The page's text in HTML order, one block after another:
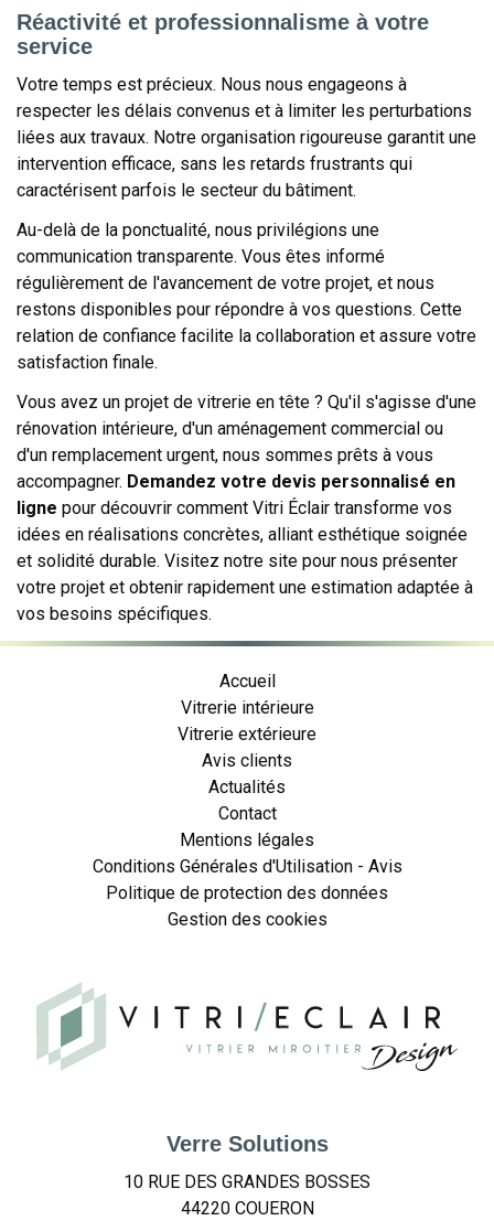
Réactivité et professionnalisme à votre
service
Votre temps est précieux. Nous nous engageons à
respecter les délais convenus et à limiter les perturbations
liées aux travaux. Notre organisation rigoureuse garantit une
intervention efficace, sans les retards frustrants qui
caractérisent parfois le secteur du bâtiment.
Au-delà de la ponctualité, nous privilégions une
communication transparente. Vous êtes informé
régulièrement de l'avancement de votre projet, et nous
restons disponibles pour répondre à vos questions. Cette
relation de confiance facilite la collaboration et assure votre
satisfaction finale.
Vous avez un projet de vitrerie en tête ? Qu'il s'agisse d'une
rénovation intérieure, d'un aménagement commercial ou
d'un remplacement urgent, nous sommes prêts à vous
accompagner. Demandez votre devis personnalisé en
ligne pour découvrir comment Vitri Éclair transforme vos
idées en réalisations concrètes, alliant esthétique soignée
et solidité durable. Visitez notre site pour nous présenter
votre projet et obtenir rapidement une estimation adaptée à
vos besoins spécifiques.
Accueil
Vitrerie intérieure
Vitrerie extérieure
Avis clients
Actualités
Contact
Mentions légales
Conditions Générales d'Utilisation - Avis
Politique de protection des données
Gestion des cookies
Verre Solutions
10 RUE DES GRANDES BOSSES
44220 COUERON